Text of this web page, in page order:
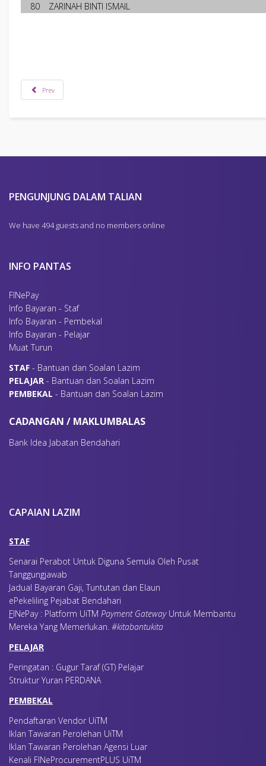
80 ZARINAH BINTI ISMAIL
Prev
PENGUNJUNG DALAM TALIAN
We have 494 guests and no members online
INFO PANTAS
FINePay
Info Bayaran - Staf
Info Bayaran - Pembekal
Info Bayaran - Pelajar
Muat Turun
STAF - Bantuan dan Soalan Lazim
PELAJAR - Bantuan dan Soalan Lazim
PEMBEKAL - Bantuan dan Soalan Lazim
CADANGAN / MAKLUMBALAS
Bank Idea Jabatan Bendahari
CAPAIAN LAZIM
STAF
Senarai Perabot Untuk Diguna Semula Oleh Pusat
Tanggungjawab
Jadual Bayaran Gaji, Tuntutan dan Elaun
ePekeliling Pejabat Bendahari
FINePay : Platform UiTM Payment GatewayUntuk Membantu
Mereka Yang Memerlukan. #kitabantukita
PELAJAR
Peringatan : Gugur Taraf (GT) Pelajar
Struktur Yuran PERDANA
PEMBEKAL
Pendaftaran Vendor UiTM
Iklan Tawaran Perolehan UiTM
Iklan Tawaran Perolehan Agensi Luar
Kenali FINeProcurementPLUS UiTM